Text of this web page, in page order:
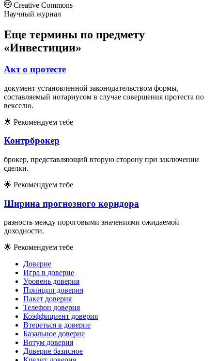
Creative Commons
Научный журнал
Еще термины по предмету
«Инвестиции»
Акт о протесте
документ установленной законодательством формы,
составляемый нотариусом в случае совершения протеста по
векселю.
🌟 Рекомендуем тебе
Контрброкер
брокер, представляющий вторую сторону при заключении
сделки.
🌟 Рекомендуем тебе
Ширина прогнозного коридора
разность между пороговыми значениями ожидаемой
доходности.
🌟 Рекомендуем тебе
Доверие
Игра в доверие
Уровень доверия
Принцип доверия
Пакет доверия
Телефон доверия
Коэффициент доверия
Втереться в доверие
Базальное доверие
Вотум доверия
Доверие базисное